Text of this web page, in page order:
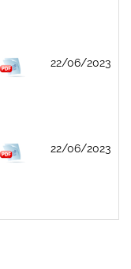
22/06/2023
22/06/2023